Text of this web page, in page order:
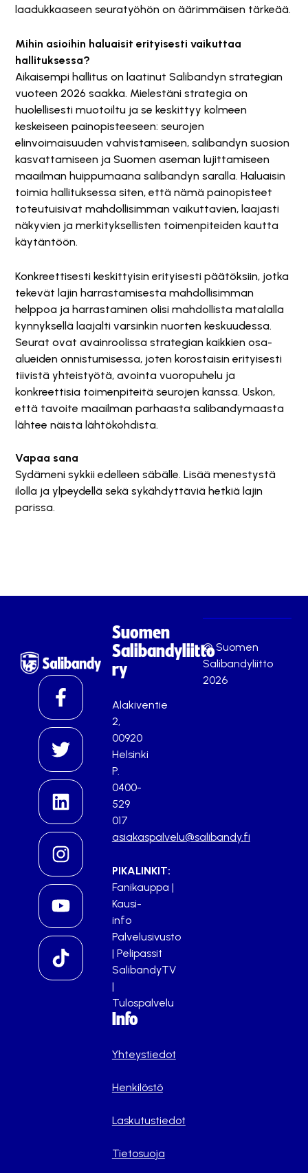
laadukkaaseen seuratyöhön on äärimmäisen tärkeää.
Mihin asioihin haluaisit erityisesti vaikuttaa
hallituksessa?
Aikaisempi hallitus on laatinut Salibandyn strategian
vuoteen 2026 saakka. Mielestäni strategia on
huolellisesti muotoiltu ja se keskittyy kolmeen
keskeiseen painopisteeseen: seurojen
elinvoimaisuuden vahvistamiseen, salibandyn suosion
kasvattamiseen ja Suomen aseman lujittamiseen
maailman huippumaana salibandyn saralla. Haluaisin
toimia hallituksessa siten, että nämä painopisteet
toteutuisivat mahdollisimman vaikuttavien, laajasti
näkyvien ja merkityksellisten toimenpiteiden kautta
käytäntöön.
Konkreettisesti keskittyisin erityisesti päätöksiin, jotka
tekevät lajin harrastamisesta mahdollisimman
helppoa ja harrastaminen olisi mahdollista matalalla
kynnyksellä laajalti varsinkin nuorten keskuudessa.
Seurat ovat avainroolissa strategian kaikkien osa-
alueiden onnistumisessa, joten korostaisin erityisesti
tiivistä yhteistyötä, avointa vuoropuhelu ja
konkreettisia toimenpiteitä seurojen kanssa. Uskon,
että tavoite maailman parhaasta salibandymaasta
lähtee näistä lähtökohdista.
Vapaa sana
Sydämeni sykkii edelleen säbälle. Lisää menestystä
ilolla ja ylpeydellä sekä sykähdyttäviä hetkiä lajin
parissa.
Suomen
Salibandyliitto
ry
Alakiventie
2,
00920
Helsinki
P.
0400-
529
017
asiakaspalvelu@salibandy.fi
PIKALINKIT:
Fanikauppa |
Kausi-
info
Palvelusivusto
| Pelipassit
SalibandyTV
|
Tulospalvelu
Info
Yhteystiedot
Henkilöstö
Laskutustiedot
Tietosuoja
© Suomen
Salibandyliitto
2026